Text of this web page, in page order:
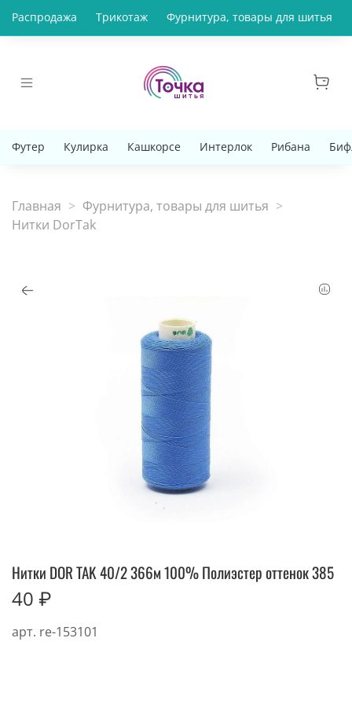
Распродажа Трикотаж Фурнитура, товары для шитья
Футер Кулирка Кашкорсе Интерлок Рибана
Главная
Фурнитура, товары для шитья
Нитки DorTak
арт. re-153101
Нитки DOR TAK 40/2 366м 100% Полиэстер оттенок 385
40 ₽